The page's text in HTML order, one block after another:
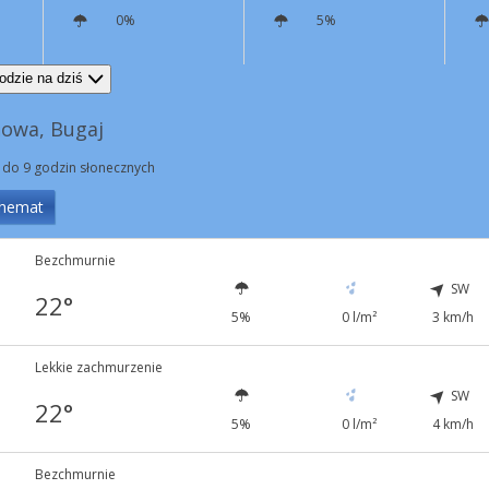
0% 5%
na dziś
Bugaj
9 godzin słonecznych
Bezchmurnie
22° 5% 0 l/m²
SW
3 km/h
Lekkie zachmurzenie
22° 5% 0 l/m²
SW
4 km/h
Bezchmurnie